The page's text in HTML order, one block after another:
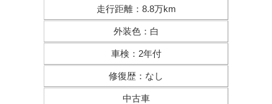
走行距離： 8.8万km
外装色： 白
車検 ： 2年付
修復歴 ： なし
中古車